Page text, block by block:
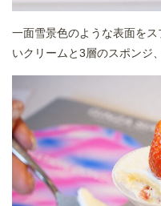
一面雪景色のような表面を
いクリームと3層のスポンジ